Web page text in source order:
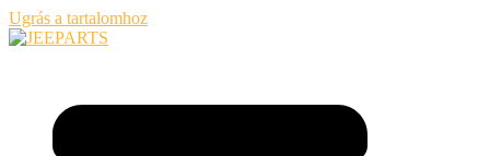
Ugrás a tartalomhoz